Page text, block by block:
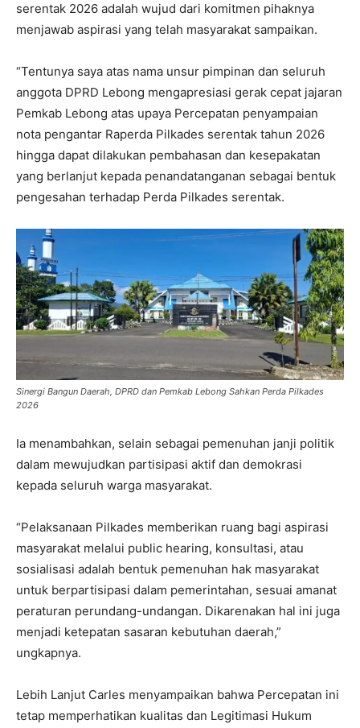
serentak 2026 adalah wujud dari komitmen pihaknya
menjawab aspirasi yang telah masyarakat sampaikan.
“Tentunya saya atas nama unsur pimpinan dan seluruh
anggota DPRD Lebong mengapresiasi gerak cepat jajaran
Pemkab Lebong atas upaya Percepatan penyampaian
nota pengantar Raperda Pilkades serentak tahun 2026
hingga dapat dilakukan pembahasan dan kesepakatan
yang berlanjut kepada penandatanganan sebagai bentuk
pengesahan terhadap Perda Pilkades serentak.
Sinergi Bangun Daerah, DPRD dan Pemkab Lebong Sahkan Perda Pilkades
2026
Ia menambahkan, selain sebagai pemenuhan janji politik
dalam mewujudkan partisipasi aktif dan demokrasi
kepada seluruh warga masyarakat.
“Pelaksanaan Pilkades memberikan ruang bagi aspirasi
masyarakat melalui public hearing, konsultasi, atau
sosialisasi adalah bentuk pemenuhan hak masyarakat
untuk berpartisipasi dalam pemerintahan, sesuai amanat
peraturan perundang-undangan. Dikarenakan hal ini juga
menjadi ketepatan sasaran kebutuhan daerah,”
ungkapnya.
Lebih Lanjut Carles menyampaikan bahwa Percepatan ini
tetap memperhatikan kualitas dan Legitimasi Hukum